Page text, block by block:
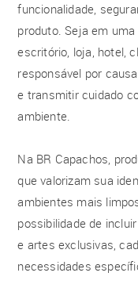
funcionalidade,
produto. Seja em
escritório, loja, hotel,
responsável por
e transmitir cuidado
ambiente.
Na BR Capachos,
que valorizam sua
ambientes mais
possibilidade de
e artes exclusivas,
necessidades